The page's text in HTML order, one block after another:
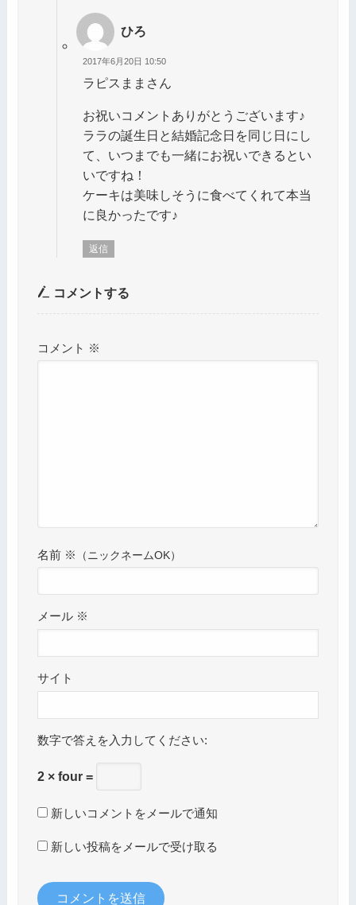
ひろ
2017年6月20日 10:50
ラピスままさん
お祝いコメントありがとうございます♪
ララの誕生日と結婚記念日を同じ日にし
て、いつまでも一緒にお祝いできるとい
いですね！
ケーキは美味しそうに食べてくれて本当
に良かったです♪
返信
コメントする
コメント ※
名前 ※
メール ※
サイト
数字で答えを入力してください:
2 × four =
新しいコメントをメールで通知
新しい投稿をメールで受け取る